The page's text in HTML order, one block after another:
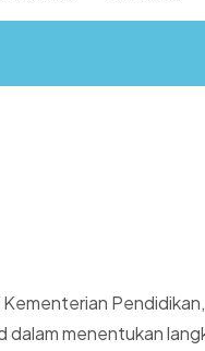
dalam menentukan